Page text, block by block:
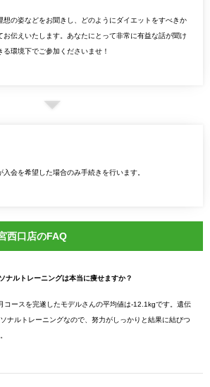
想の姿などをお聞きし、どのようにダイエットをすべきか
お伝えいたします。あなたにとって非常に有益な話が聞け
環境下でご参加くださいませ！
会を希望した場合のみ手続きを行います。
西口店のFAQ
ナルトレーニングは本当に痩せますか？
コースを完遂したモデルさんの平均値は-12.1kgです。遺伝
ナルトレーニングなので、努力がしっかりと結果に結びつ